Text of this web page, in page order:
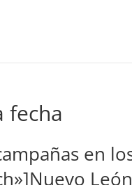
fecha
en
Nuevo León